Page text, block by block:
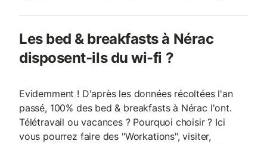
Les bed & breakfasts à Nérac
disposent-ils du wi-fi ?
Evidemment ! D'après les données récoltées l'an
passé, 100% des bed & breakfasts à Nérac l'ont.
Télétravail ou vacances ? Pourquoi choisir ? Ici
vous pourrez faire des "Workations", visiter,